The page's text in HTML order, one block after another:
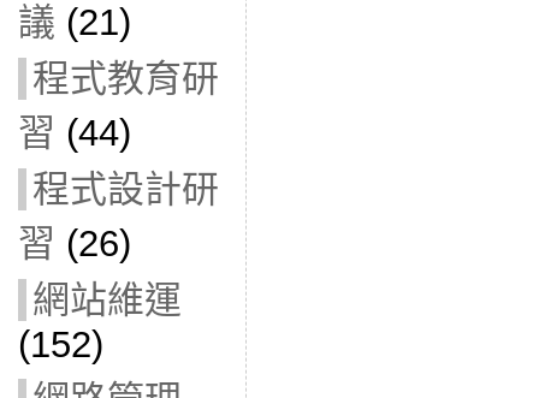
議 (21)
程式教育研
習 (44)
程式設計研
習 (26)
網站維運
(152)